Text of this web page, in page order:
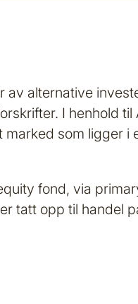
alternative
I henhold
som ligger i
fond, via
tatt opp til handel